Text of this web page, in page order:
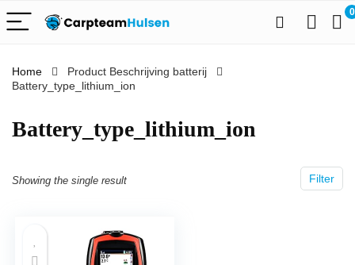
0
Home Product Beschrijving batterij
Battery_type_lithium_ion
‎Battery_type_lithium_ion
Filter
Showing the single result